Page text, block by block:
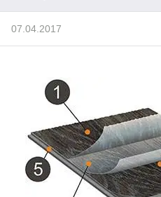
07.04.2017